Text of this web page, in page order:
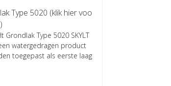
Type 5020 (klik hier voo
Grondlak Type 5020 SKYLT
watergedragen product
toegepast als eerste laag